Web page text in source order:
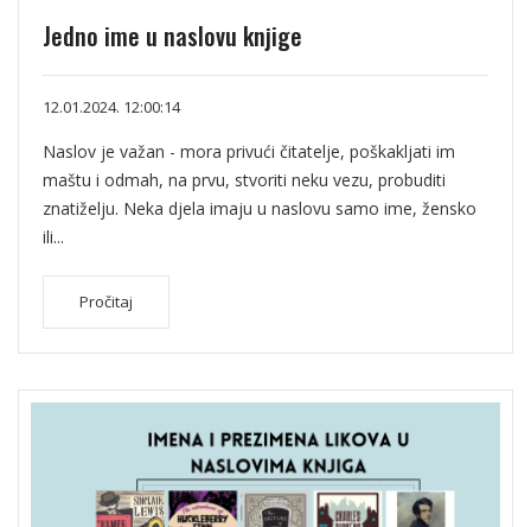
Jedno ime u naslovu knjige
12.01.2024. 12:00:14
Naslov je važan - mora privući čitatelje, poškakljati im
maštu i odmah, na prvu, stvoriti neku vezu, probuditi
znatiželju. Neka djela imaju u naslovu samo ime, žensko
ili...
Pročitaj